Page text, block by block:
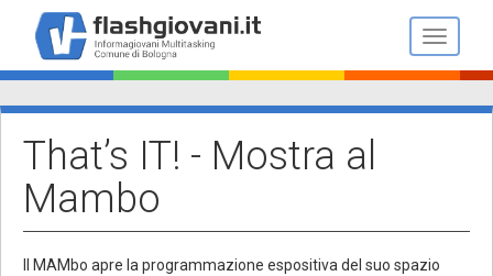
contenuto
principale
Toggle
That’s IT! - Mostra al
Mambo
Il MAMbo apre la programmazione espositiva del suo spazio